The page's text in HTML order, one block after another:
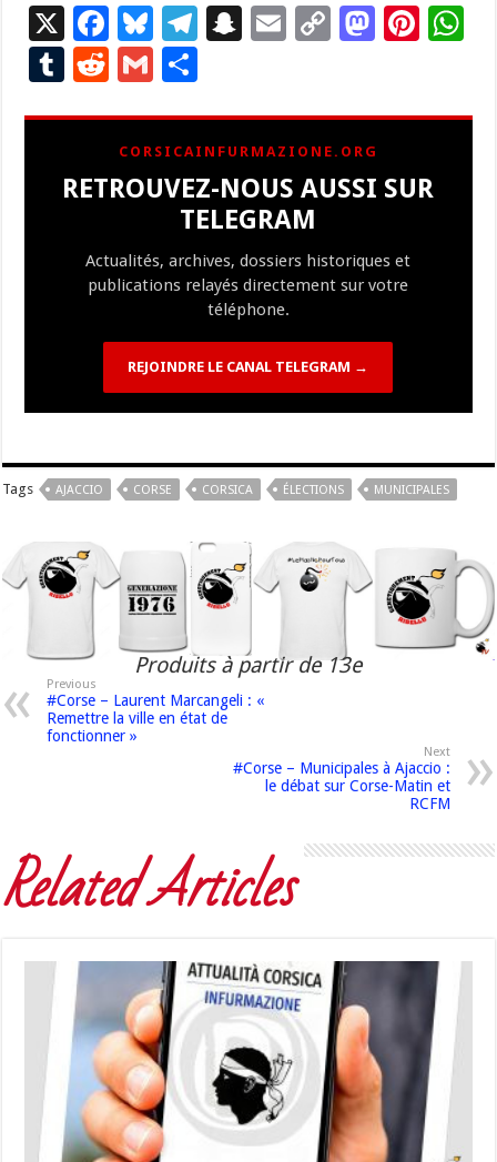
X
F
ac
e
b
o
o
Bl
u
es
ky
T
gr
a
m
S
p
c
h
at
E
l
C
y
Li
n
M
d
n
Pi
es
T
bl
r
R
d
di
t
G
ai
l
ta
g
er
CORSICAINFURMAZIONE.ORG
RETROUVEZ-NOUS AUSSI SUR
TELEGRAM
Actualités, archives, dossiers historiques et
publications relayés directement sur votre
téléphone.
REJOINDRE LE CANAL TELEGRAM →
Tags AJACCIO CORSE CORSICA ÉLECTIONS MUNICIPALES
Produits à partir de 13e
Previous
#Corse – Laurent Marcangeli : «
Remettre la ville en état de
fonctionner »
Next
#Corse – Municipales à Ajaccio :
le débat sur Corse-Matin et
RCFM
Related Articles